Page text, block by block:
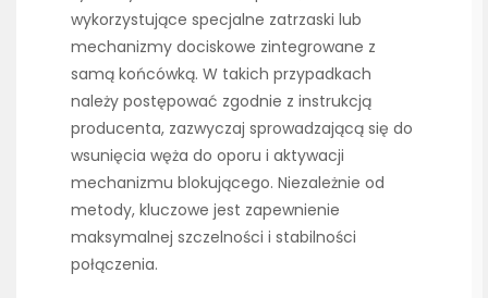
wykorzystujące specjalne zatrzaski lub
mechanizmy dociskowe zintegrowane z
samą końcówką. W takich przypadkach
należy postępować zgodnie z instrukcją
producenta, zazwyczaj sprowadzającą się do
wsunięcia węża do oporu i aktywacji
mechanizmu blokującego. Niezależnie od
metody, kluczowe jest zapewnienie
maksymalnej szczelności i stabilności
połączenia.